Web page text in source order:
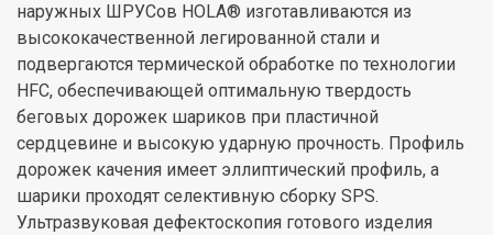
наружных ШРУСов HOLA® изготавливаются из
высококачественной легированной стали и
подвергаются термической обработке по технологии
HFC, обеспечивающей оптимальную твердость
беговых дорожек шариков при пластичной
сердцевине и высокую ударную прочность. Профиль
дорожек качения имеет эллиптический профиль, а
шарики проходят селективную сборку SPS.
Ультразвуковая дефектоскопия готового изделия